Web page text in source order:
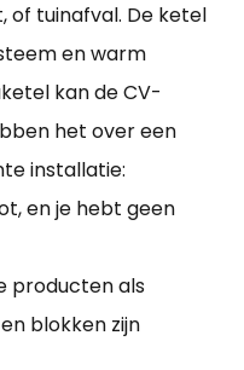
of tuinafval. De ketel
en warm
kan de CV-
het over een
installatie:
en je hebt geen
producten als
blokken zijn